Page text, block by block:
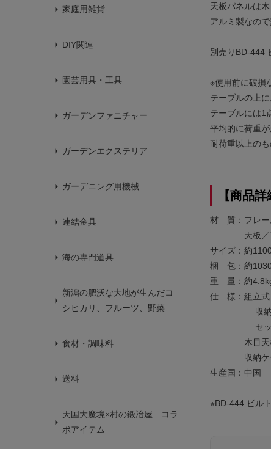
家庭用雑貨
DIY関連
園芸用具・工具
ガーデンファニチャー
ガーデンエクステリア
ガーデニング用機械
連結金具
海の専門道具
新潟の肥沃な大地が生んだコ
シヒカリ、フルーツ、野菜
食材・調味料
送料
天国大魔境×村の鍛冶屋 コラ
ボアイテム
天板パネルは
アルミ製なの
別売りBD-444
※使用前に破損
テーブルの上
テーブルには1
平均的に荷重が
耐荷重以上の
【商品詳
材 質：フレー
天板／アル
サイズ：約
梱 包：約
重 量：約
仕 様：組立
収納時／
セット内容
木目天板
収納ケー
生産国：中国
※BD-444 ビル